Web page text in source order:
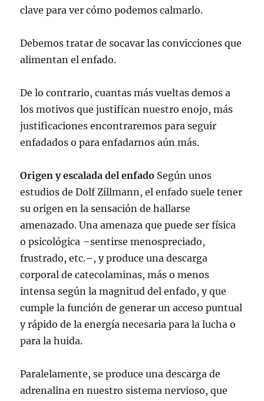
clave para ver cómo podemos calmarlo.
Debemos tratar de socavar las convicciones que
alimentan el enfado.
De lo contrario, cuantas más vueltas demos a
los motivos que justifican nuestro enojo, más
justificaciones encontraremos para seguir
enfadados o para enfadarnos aún más.
Origen y escalada del enfado Según unos
estudios de Dolf Zillmann, el enfado suele tener
su origen en la sensación de hallarse
amenazado. Una amenaza que puede ser física
o psicológica –sentirse menospreciado,
frustrado, etc.–, y produce una descarga
corporal de catecolaminas, más o menos
intensa según la magnitud del enfado, y que
cumple la función de generar un acceso puntual
y rápido de la energía necesaria para la lucha o
para la huida.
Paralelamente, se produce una descarga de
adrenalina en nuestro sistema nervioso, que